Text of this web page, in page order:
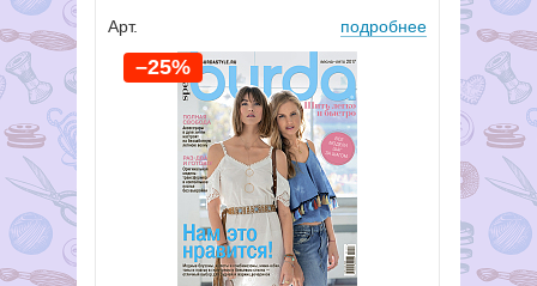
Арт. подробнее
–25%